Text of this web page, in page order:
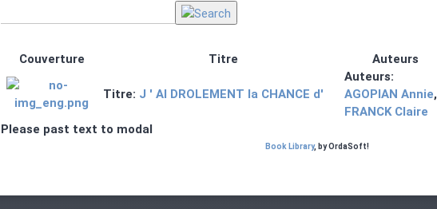
Couverture Titre Auteurs
Titre: J ' AI DROLEMENT la CHANCE d'
Auteurs:
AGOPIAN Annie,
FRANCK Claire
Please past text to modal
Book Library, by OrdaSoft!